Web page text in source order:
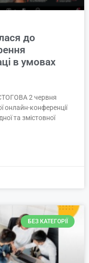
до
в умовах
2 червня
онлайн-конференції
та змістовної
БЕЗ КАТЕГОРІЇ